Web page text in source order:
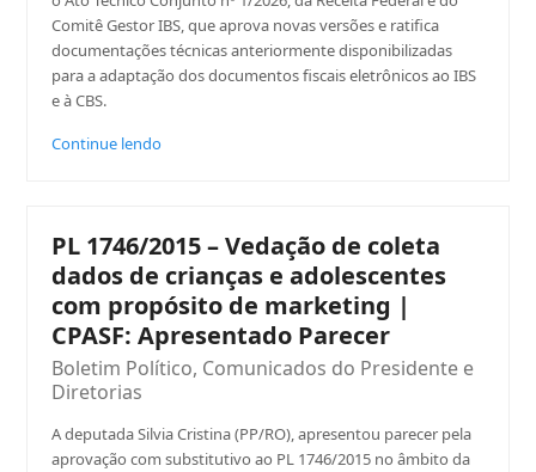
Comitê Gestor IBS, que aprova novas versões e ratifica
documentações técnicas anteriormente disponibilizadas
para a adaptação dos documentos fiscais eletrônicos ao IBS
e à CBS.
Continue lendo
PL 1746/2015 – Vedação de coleta
dados de crianças e adolescentes
com propósito de marketing |
CPASF: Apresentado Parecer
Boletim Político, Comunicados do Presidente e
Diretorias
A deputada Silvia Cristina (PP/RO), apresentou parecer pela
aprovação com substitutivo ao PL 1746/2015 no âmbito da